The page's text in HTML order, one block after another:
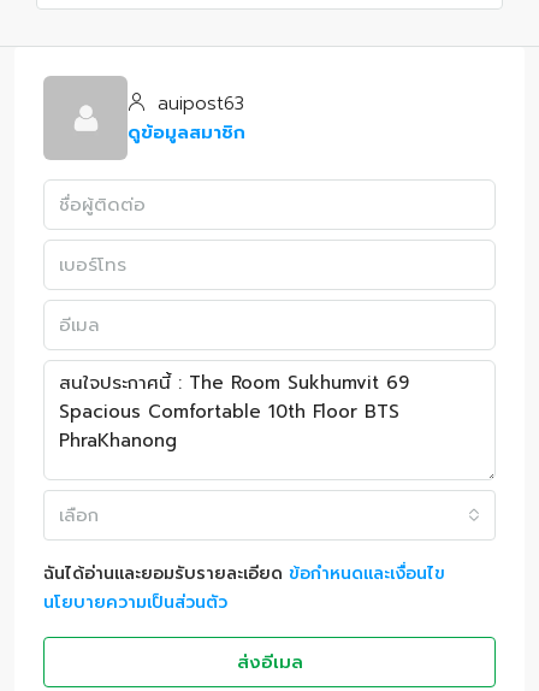
auipost63
ดูข้อมูลสมาชิก
เลือก
ฉันได้อ่านและยอมรับรายละเอียด ข้อกำหนดและเงื่อนไข
นโยบายความเป็นส่วนตัว
ส่งอีเมล